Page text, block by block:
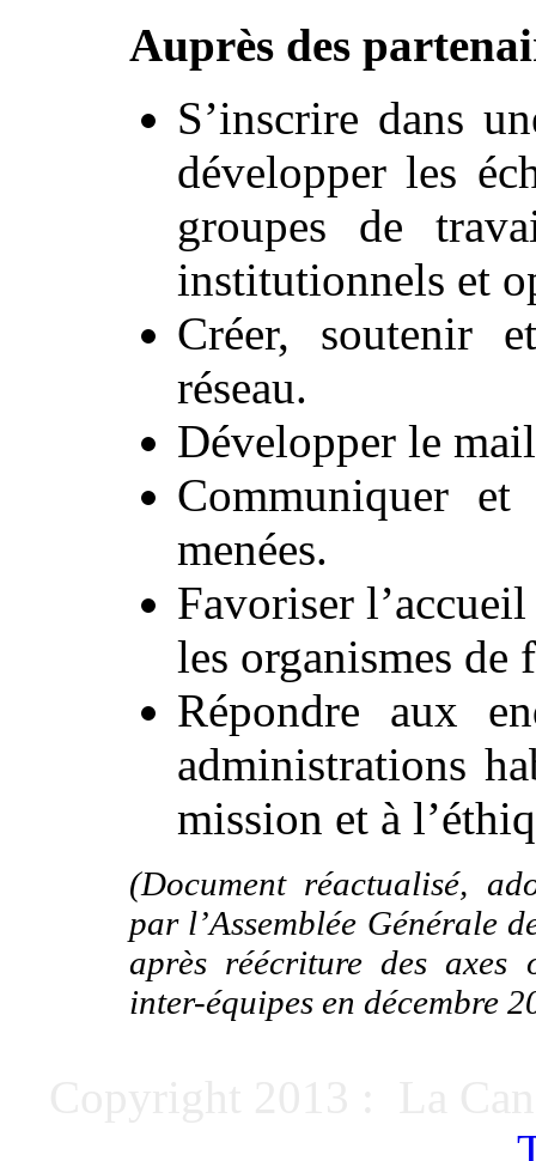
Auprès des
S’inscrire dans
développer les
groupes de
institutionnels et
Créer, soutenir
réseau.
Développer le
Communiquer
menées.
Favoriser
les organismes de
Répondre aux
administrations
mission et à
(Document réactualisé,
par l’Assemblée Générale
après réécriture des axes
inter-équipes en décembre